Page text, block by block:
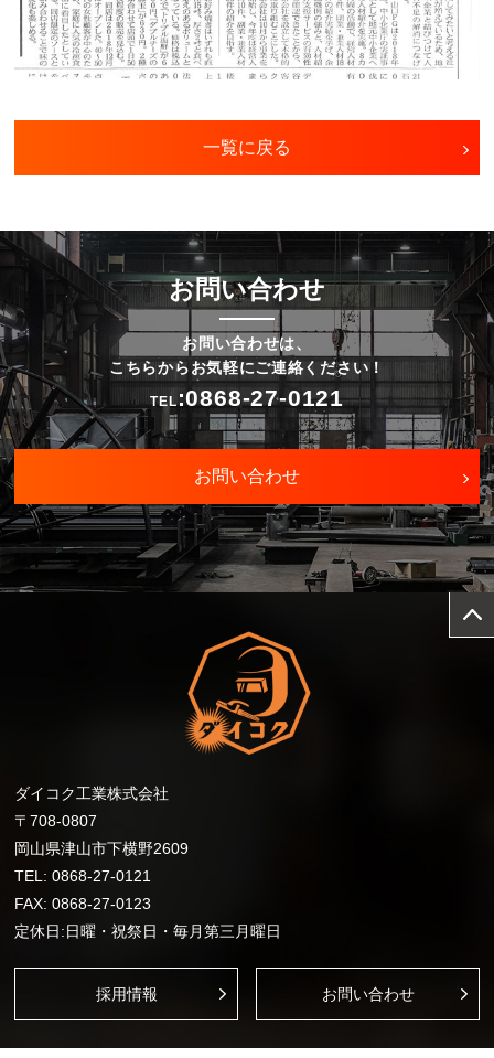
一覧に戻る
お問い合わせ
お問い合わせは、
こちらからお気軽にご連絡ください！
TEL :0868-27-0121
お問い合わせ
ダイコク工業株式会社
〒708-0807
岡山県津山市下横野2609
TEL:0868-27-0121
FAX: 0868-27-0123
定休⽇:⽇曜・祝祭⽇・毎⽉第三⽉曜⽇
採用情報 お問い合わせ